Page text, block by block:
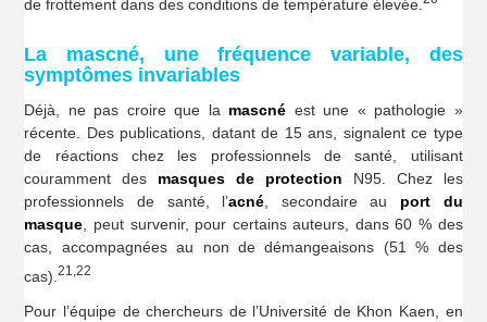
de frottement dans des conditions de température élevée.
La mascné, une fréquence variable, des
symptômes invariables
Déjà, ne pas croire que la mascné est une « pathologie »
récente. Des publications, datant de 15 ans, signalent ce type
de réactions chez les professionnels de santé, utilisant
couramment des masques de protection N95. Chez les
professionnels de santé, l’acné , secondaire au port du
masque , peut survenir, pour certains auteurs, dans 60 % des
cas, accompagnées au non de démangeaisons (51 % des
cas).21,22
Pour l’équipe de chercheurs de l’Université de Khon Kaen, en